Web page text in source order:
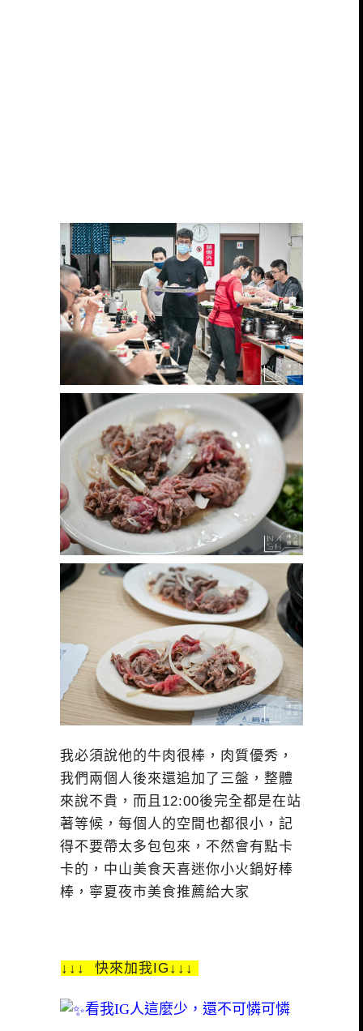
我必須說他的牛肉很棒，肉質優秀，
我們兩個人後來還追加了三盤，整體
來說不貴，而且12:00後完全都是在站
著等候，每個人的空間也都很小，記
得不要帶太多包包來，不然會有點卡
卡的，中山美食天喜迷你小火鍋好棒
棒，寧夏夜市美食推薦給大家
↓↓↓ 快來加我IG↓↓↓
看我IG人這麼少，還不可憐可憐